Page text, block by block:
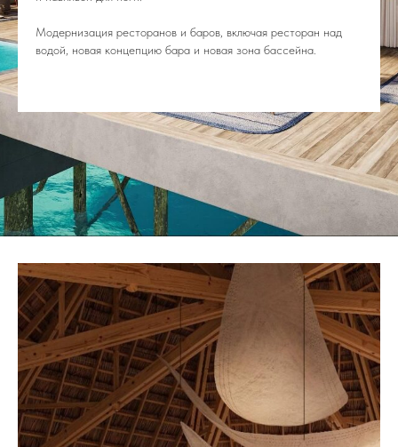
Модернизация ресторанов и баров, включая ресторан над
водой, новая концепцию бара и новая зона бассейна.